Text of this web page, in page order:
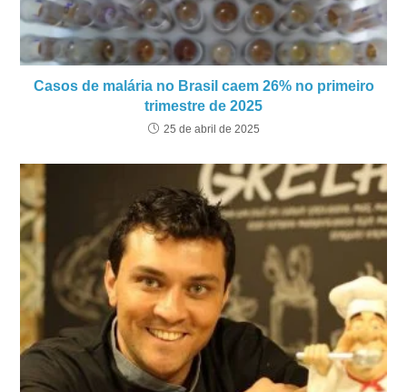
Casos de malária no Brasil caem 26% no primeiro
trimestre de 2025
25 de abril de 2025